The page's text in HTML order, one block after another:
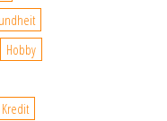
Hobby
Kredit